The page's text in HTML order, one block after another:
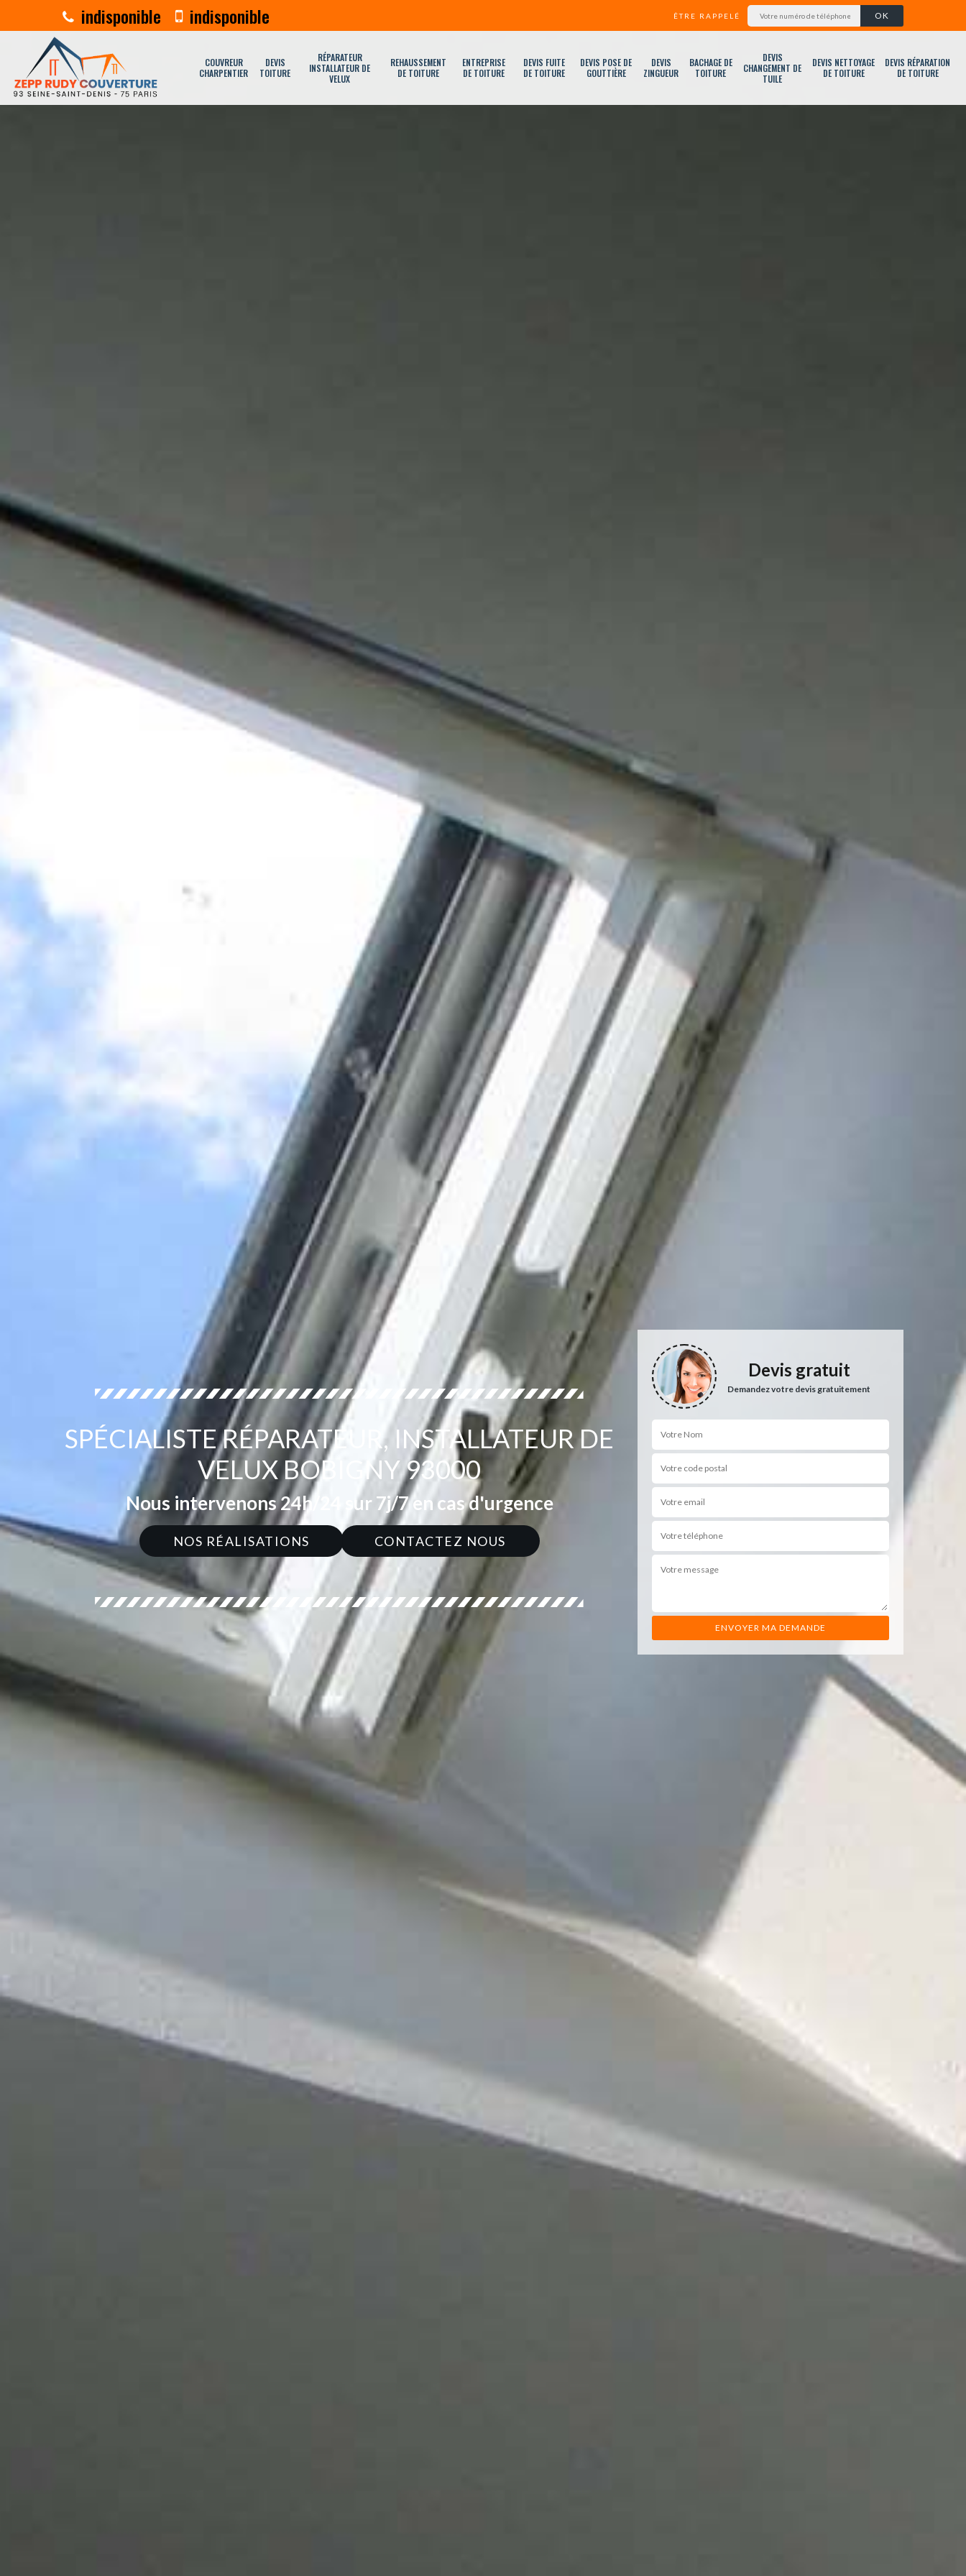
indisponible indisponible ÊTRE RAPPELÉ
COUVREUR
CHARPENTIER
DEVIS
TOITURE
RÉPARATEUR
INSTALLATEUR DE
VELUX
REHAUSSEMENT
DE TOITURE
ENTREPRISE
DE TOITURE
DEVIS FUITE
DE TOITURE
DEVIS POSE DE
GOUTTIÈRE
DEVIS
ZINGUEUR
BACHAGE DE
TOITURE
DEVIS
CHANGEMENT DE
TUILE
DEVIS NETTOYAGE
DE TOITURE
DEVIS RÉPARATION
DE TOITURE
SPÉCIALISTE RÉPARATEUR, INSTALLATEUR DE
VELUX BOBIGNY 93000
Nous intervenons 24h/24 sur 7j/7 en cas d'urgence
NOS RÉALISATIONS CONTACTEZ NOUS
Devis gratuit
Demandez votre devis gratuitement